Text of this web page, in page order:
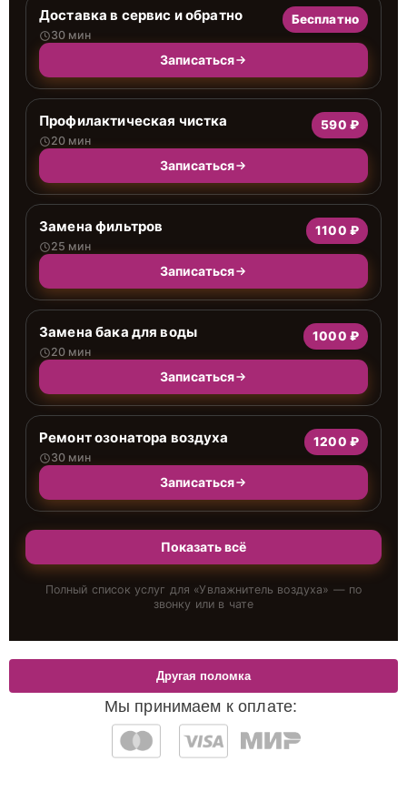
Доставка в сервис и обратно
30 мин
Бесплатно
Записаться
Профилактическая чистка
20 мин
590 ₽
Записаться
Замена фильтров
25 мин
1100 ₽
Записаться
Замена бака для воды
20 мин
1000 ₽
Записаться
Ремонт озонатора воздуха
30 мин
1200 ₽
Записаться
Показать всё
Полный список услуг для «Увлажнитель воздуха» — по
звонку или в чате
Мы принимаем к оплате:
Другая поломка